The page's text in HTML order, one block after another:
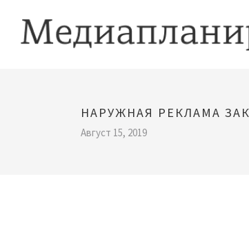
НАРУЖНАЯ РЕКЛАМА
Август 15, 2019